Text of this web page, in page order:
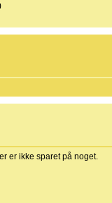
er ikke sparet på noget.